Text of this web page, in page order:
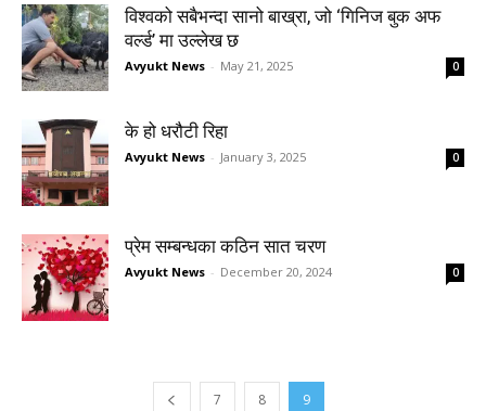
विश्वको सबैभन्दा सानो बाख्रा, जो ‘गिनिज बुक अफ
वर्ल्ड’ मा उल्लेख छ
Avyukt News - May 21, 2025 0
के हो धरौटी रिहा
Avyukt News - January 3, 2025 0
प्रेम सम्बन्धका कठिन सात चरण
Avyukt News - December 20, 2024 0
7 8 9